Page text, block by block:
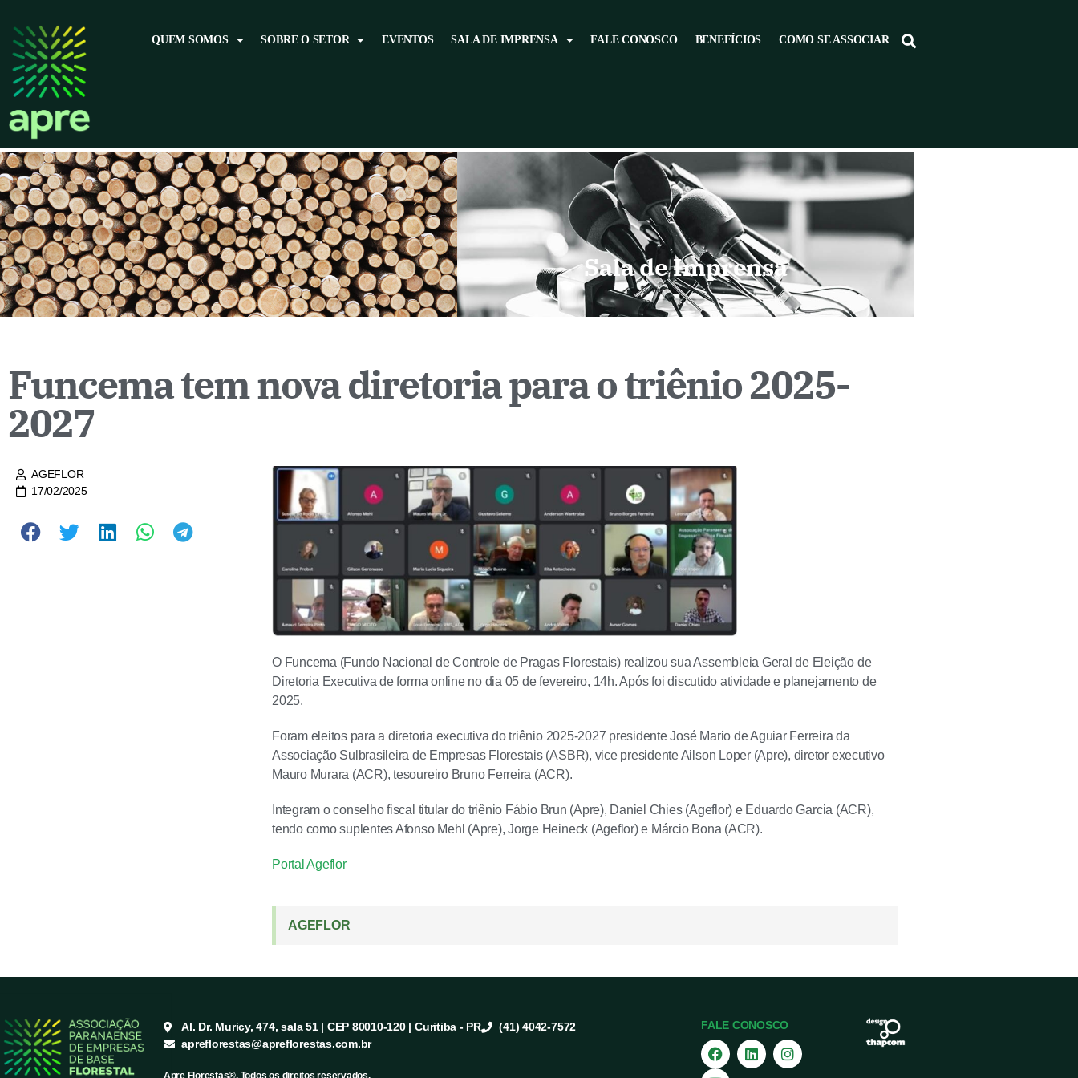
QUEM SOMOS SOBRE O SETOR EVENTOS SALA DE IMPRENSA FALE CONOSCO BENEFÍCIOS COMO SE ASSOCIAR
Sala de Imprensa
Funcema tem nova diretoria para o triênio 2025-
2027
AGEFLOR
17/02/2025
O Funcema (Fundo Nacional de Controle de Pragas Florestais) realizou sua Assembleia Geral de Eleição de
Diretoria Executiva de forma online no dia 05 de fevereiro, 14h. Após foi discutido atividade e planejamento de
2025.
Foram eleitos para a diretoria executiva do triênio 2025-2027 presidente José Mario de Aguiar Ferreira da
Associação Sulbrasileira de Empresas Florestais (ASBR), vice presidente Ailson Loper (Apre), diretor executivo
Mauro Murara (ACR), tesoureiro Bruno Ferreira (ACR).
Integram o conselho fiscal titular do triênio Fábio Brun (Apre), Daniel Chies (Ageflor) e Eduardo Garcia (ACR),
tendo como suplentes Afonso Mehl (Apre), Jorge Heineck (Ageflor) e Márcio Bona (ACR).
Portal Ageflor
AGEFLOR
Al. Dr. Muricy, 474, sala 51 | CEP 80010-120 | Curitiba - PR
(41) 4042-7572
apreflorestas@apreflorestas.com.br
Apre Florestas®. Todos os direitos reservados.
FALE CONOSCO